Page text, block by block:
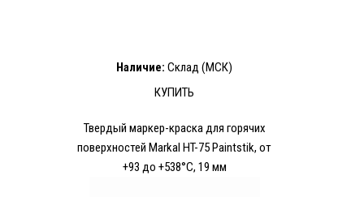
Наличие: Склад (МСК)
КУПИТЬ
Твердый маркер-краска для горячих
поверхностей Markal HT-75 Paintstik, от
+93 до +538°C, 19 мм